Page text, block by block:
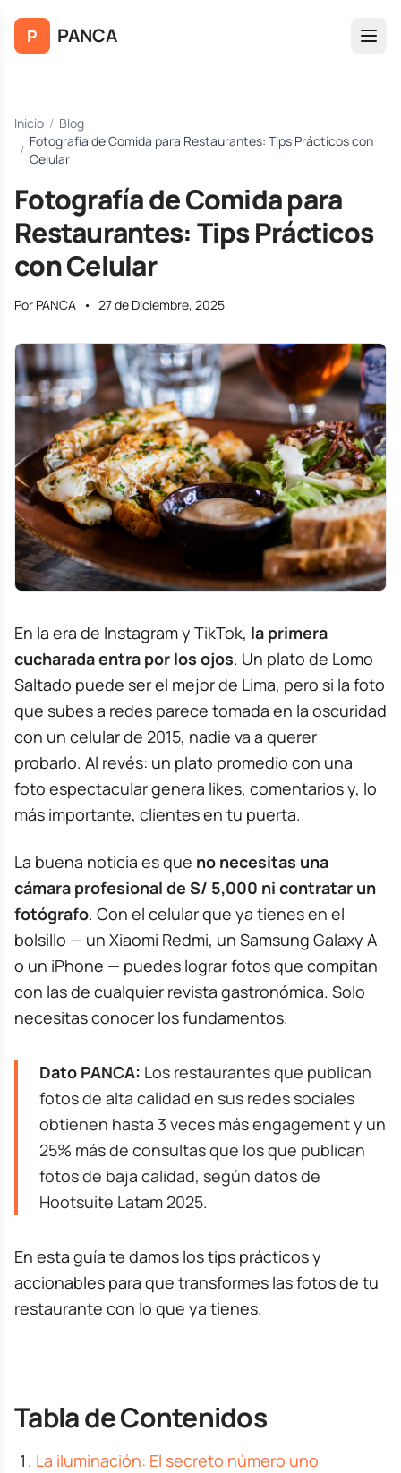
P PANCA
Inicio / Blog
/
Fotografía de Comida para Restaurantes: Tips Prácticos con
Celular
Fotografía de Comida para
Restaurantes: Tips Prácticos
con Celular
Por PANCA • 27 de Diciembre, 2025
En la era de Instagram y TikTok, la primera
cucharada entra por los ojos. Un plato de Lomo
Saltado puede ser el mejor de Lima, pero si la foto
que subes a redes parece tomada en la oscuridad
con un celular de 2015, nadie va a querer
probarlo. Al revés: un plato promedio con una
foto espectacular genera likes, comentarios y, lo
más importante, clientes en tu puerta.
La buena noticia es que no necesitas una
cámara profesional de S/ 5,000 ni contratar un
fotógrafo. Con el celular que ya tienes en el
bolsillo — un Xiaomi Redmi, un Samsung Galaxy A
o un iPhone — puedes lograr fotos que compitan
con las de cualquier revista gastronómica. Solo
necesitas conocer los fundamentos.
Dato PANCA: Los restaurantes que publican
fotos de alta calidad en sus redes sociales
obtienen hasta 3 veces más engagement y un
25% más de consultas que los que publican
fotos de baja calidad, según datos de
Hootsuite Latam 2025.
En esta guía te damos los tips prácticos y
accionables para que transformes las fotos de tu
restaurante con lo que ya tienes.
Tabla de Contenidos
La iluminación: El secreto número uno